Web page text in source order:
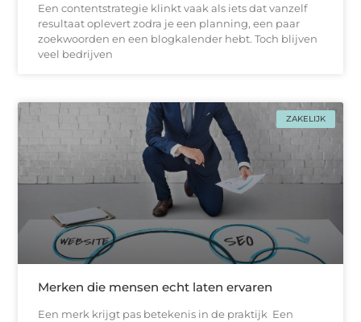
Een contentstrategie klinkt vaak als iets dat vanzelf
resultaat oplevert zodra je een planning, een paar
zoekwoorden en een blogkalender hebt. Toch blijven
veel bedrijven
ZAKELIJK
Merken die mensen echt laten ervaren
Een merk krijgt pas betekenis in de praktijk Een